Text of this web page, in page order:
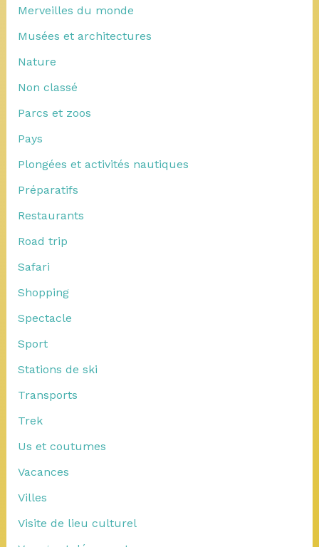
Merveilles du monde
Musées et architectures
Nature
Non classé
Parcs et zoos
Pays
Plongées et activités nautiques
Préparatifs
Restaurants
Road trip
Safari
Shopping
Spectacle
Sport
Stations de ski
Transports
Trek
Us et coutumes
Vacances
Villes
Visite de lieu culturel